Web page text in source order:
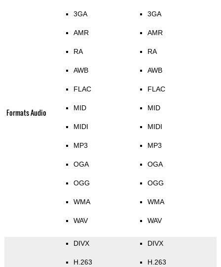
Formats Audio
3GA
AMR
RA
AWB
FLAC
MID
MIDI
MP3
OGA
OGG
WMA
WAV
3GA
AMR
RA
AWB
FLAC
MID
MIDI
MP3
OGA
OGG
WMA
WAV
DIVX
H.263
DIVX
H.263